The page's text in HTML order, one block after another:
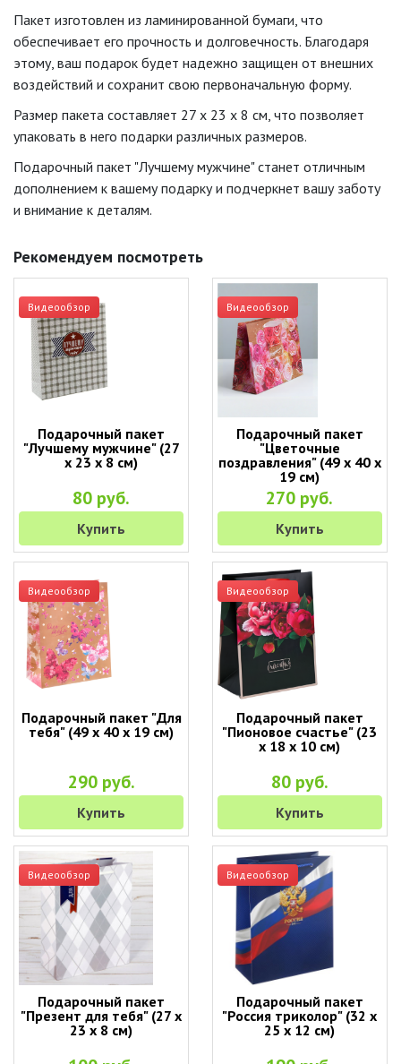
Пакет изготовлен из ламинированной бумаги, что
обеспечивает его прочность и долговечность. Благодаря
этому, ваш подарок будет надежно защищен от внешних
воздействий и сохранит свою первоначальную форму.
Размер пакета составляет 27 х 23 х 8 см, что позволяет
упаковать в него подарки различных размеров.
Подарочный пакет "Лучшему мужчине" станет отличным
дополнением к вашему подарку и подчеркнет вашу заботу
и внимание к деталям.
Рекомендуем посмотреть
Видеообзор
Подарочный пакет
"Лучшему мужчине" (27
х 23 х 8 см)
80 руб.
Купить
Видеообзор
Подарочный пакет
"Цветочные
поздравления" (49 х 40 х
19 см)
270 руб.
Купить
Видеообзор
Подарочный пакет "Для
тебя" (49 х 40 х 19 см)
290 руб.
Купить
Видеообзор
Подарочный пакет
"Пионовое счастье" (23
х 18 х 10 см)
80 руб.
Купить
Видеообзор
Подарочный пакет
"Презент для тебя" (27 х
23 х 8 см)
Видеообзор
Подарочный пакет
"Россия триколор" (32 х
25 х 12 см)